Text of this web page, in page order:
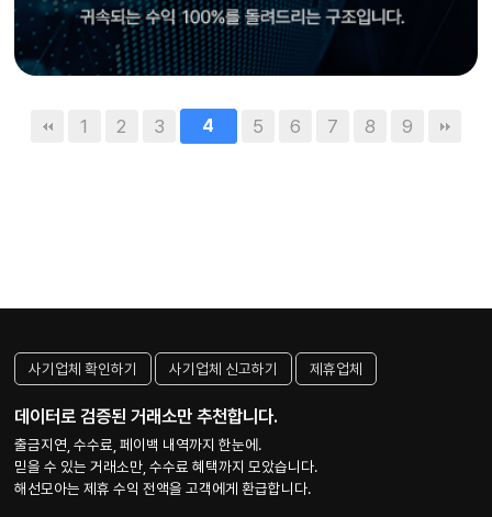
1 2 3 4 5 6 7 8 9
사기업체 확인하기 사기업체 신고하기 제휴업체
데이터로 검증된 거래소만 추천합니다.
출금지연, 수수료, 페이백 내역까지 한눈에.
믿을 수 있는 거래소만, 수수료 혜택까지 모았습니다.
해선모아는 제휴 수익 전액을 고객에게 환급합니다.